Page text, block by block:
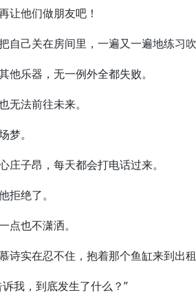
他们做朋友吧！
己关在房间里，一遍又一遍地练习吹
乐器，无一例外全都失败。
法前往未来。
。
子昂，每天都会打电话过来。
绝了。
也不潇洒。
实在忍不住，抱着那个鱼缸来到出租
我，到底发生了什么？”